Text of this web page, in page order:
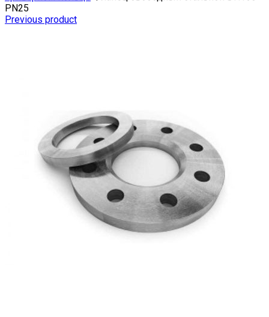
РN25
Previous product